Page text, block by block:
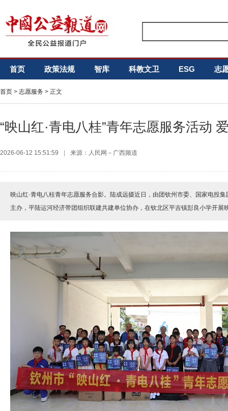
首页 政策法规 智库 科教文卫 ESG 志
首页 > 志愿服务 > 正文
“映山红·青电八桂”青年志愿服务活动
2026-06-12 15:51:59 来源：人民网－广西频道
映山红·青电八桂青年志愿服务合影。陆成远摄近日，由团钦州市委、国家电投
主办，平陆运河经济带团组织联建共建单位协办，在钦北区平吉镇彭良小学开展